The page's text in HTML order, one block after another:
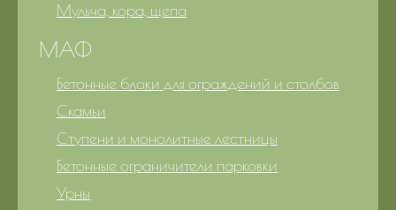
Мульча, кора, щепа
МАФ
Бетонные блоки для ограждений и столбов
Скамьи
Ступени и монолитные лестницы
Бетонные ограничители парковки
Урны